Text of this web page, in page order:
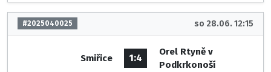
#2025040025 so 28.06. 12:15
Smiřice 1:4
Orel Rtyně v
Podkrkonoší